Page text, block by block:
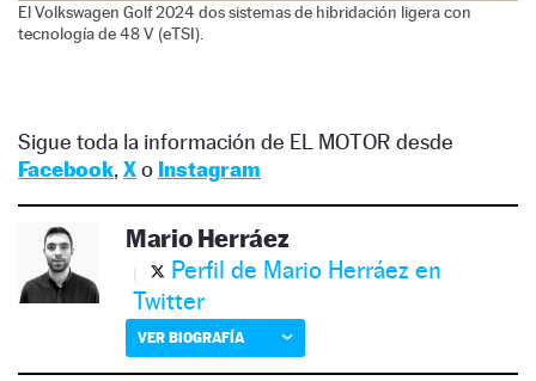
El Volkswagen Golf 2024 dos sistemas de hibridación ligera con
tecnología de 48 V (eTSI).
Sigue toda la información de EL MOTOR desde
Facebook, Xo Instagram
Mario Herráez
Perfil de Mario Herráez en
Twitter
VER BIOGRAFÍA